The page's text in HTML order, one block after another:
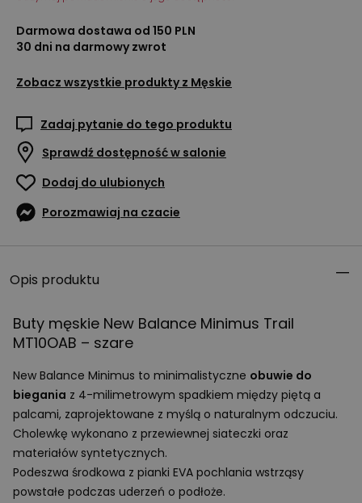
Darmowa dostawa od 150 PLN
30 dni na darmowy zwrot
Zobacz wszystkie produkty z Męskie
Zadaj pytanie do tego produktu
Sprawdź dostępność w salonie
Dodaj do ulubionych
Porozmawiaj na czacie
Opis produktu
Buty męskie New Balance Minimus Trail
MT10OAB – szare
New Balance Minimus to minimalistyczne obuwie do
biegania z 4-milimetrowym spadkiem między piętą a
palcami, zaprojektowane z myślą o naturalnym odczuciu.
Cholewkę wykonano z przewiewnej siateczki oraz
materiałów syntetycznych.
Podeszwa środkowa z pianki EVA pochlania wstrząsy
powstałe podczas uderzeń o podłoże.